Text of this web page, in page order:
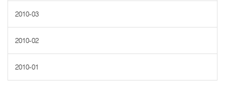
2010-03
2010-02
2010-01